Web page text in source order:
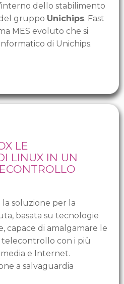
dello stabilimento
gruppo Unichips. Fast
MES evoluto che si
di Unichips.
LE
LINUX IN UN
la soluzione per la
basata su tecnologie
capace di amalgamare le
con i più
e Internet.
a salvaguardia